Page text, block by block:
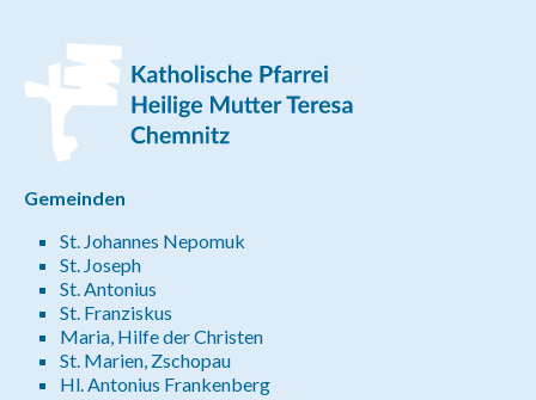
Gemeinden
St. Johannes Nepomuk
St. Joseph
St. Antonius
St. Franziskus
Maria, Hilfe der Christen
St. Marien, Zschopau
Hl. Antonius Frankenberg